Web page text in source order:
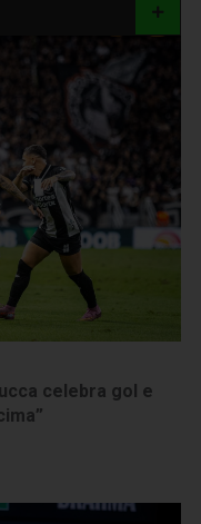
celebra gol e